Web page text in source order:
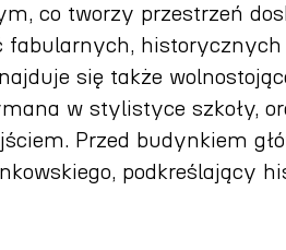
co tworzy przestrzeń
fabularnych,
się także
w stylistyce szkoły,
Przed budynkiem
podkreślający